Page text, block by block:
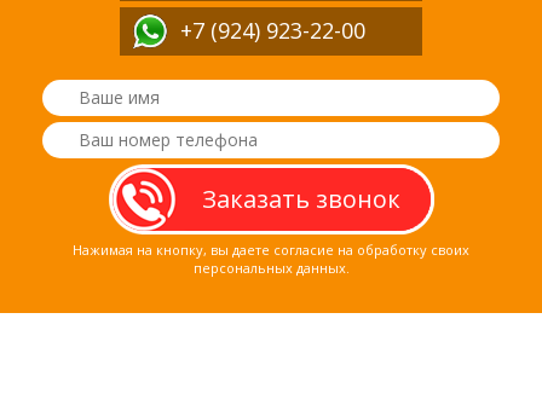
+7 (924) 923-22-00
Нажимая на кнопку, вы даете согласие на обработку своих
персональных данных.